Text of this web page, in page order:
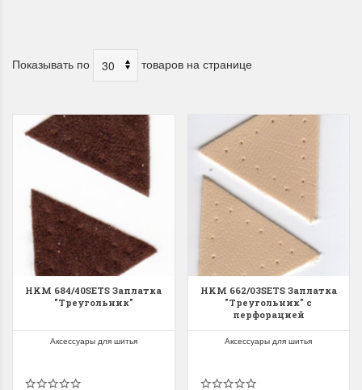
Показывать по товаров на странице
HKM 684/40SETS Заплатка
"Треугольник"
Аксессуары для шитья
HKM 662/03SETS Заплатка
"Треугольник" с
перфорацией
Аксессуары для шитья